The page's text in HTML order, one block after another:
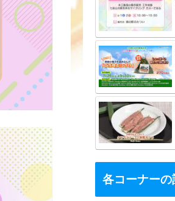
各コーナーの